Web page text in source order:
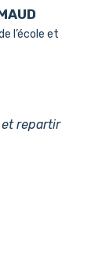
l’école et
et repartir